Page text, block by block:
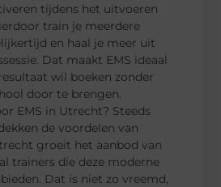
tijdens het uitvoeren
train je meerdere
en haal je meer uit
Dat maakt EMS ideaal
wil boeken zonder
door te brengen.
EMS in Utrecht? Steeds
de voordelen van
groeit het aanbod van
trainers die deze moderne
Dat is niet zo vreemd,